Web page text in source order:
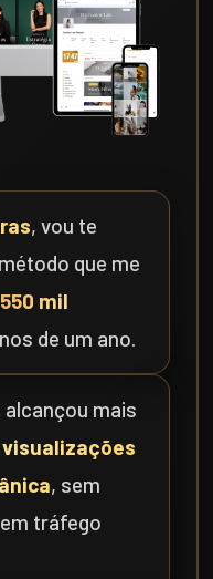
, vou te
que me
550 mil
de um ano.
mais
, sem
tráfego